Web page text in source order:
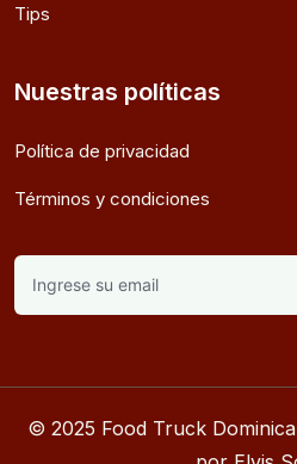
Tips
Nuestras políticas
Política de privacidad
Términos y condiciones
© 2025 Food Truck